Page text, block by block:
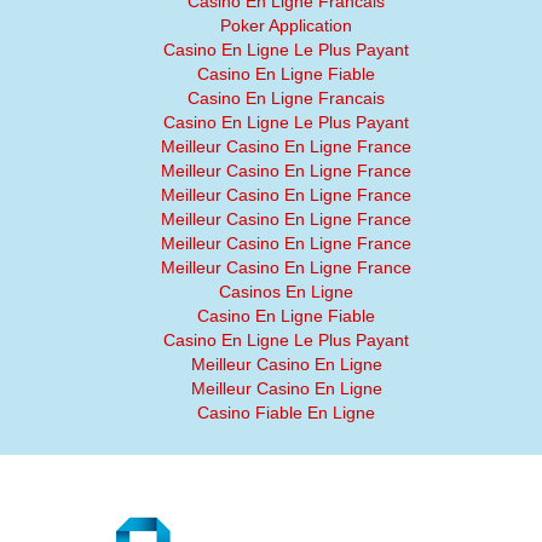
Poker Application
Casino En Ligne Le Plus Payant
Casino En Ligne Fiable
Casino En Ligne Francais
Casino En Ligne Le Plus Payant
Meilleur Casino En Ligne France
Meilleur Casino En Ligne France
Meilleur Casino En Ligne France
Meilleur Casino En Ligne France
Meilleur Casino En Ligne France
Meilleur Casino En Ligne France
Casinos En Ligne
Casino En Ligne Fiable
Casino En Ligne Le Plus Payant
Meilleur Casino En Ligne
Meilleur Casino En Ligne
Casino Fiable En Ligne